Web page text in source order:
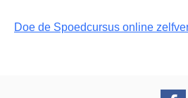
Doe de Spoedcursus online